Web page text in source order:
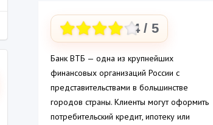
4 / 5
Банк ВТБ — одна из крупнейших
финансовых организаций России с
представительствами в большинстве
городов страны. Клиенты могут оформить
потребительский кредит, ипотеку или